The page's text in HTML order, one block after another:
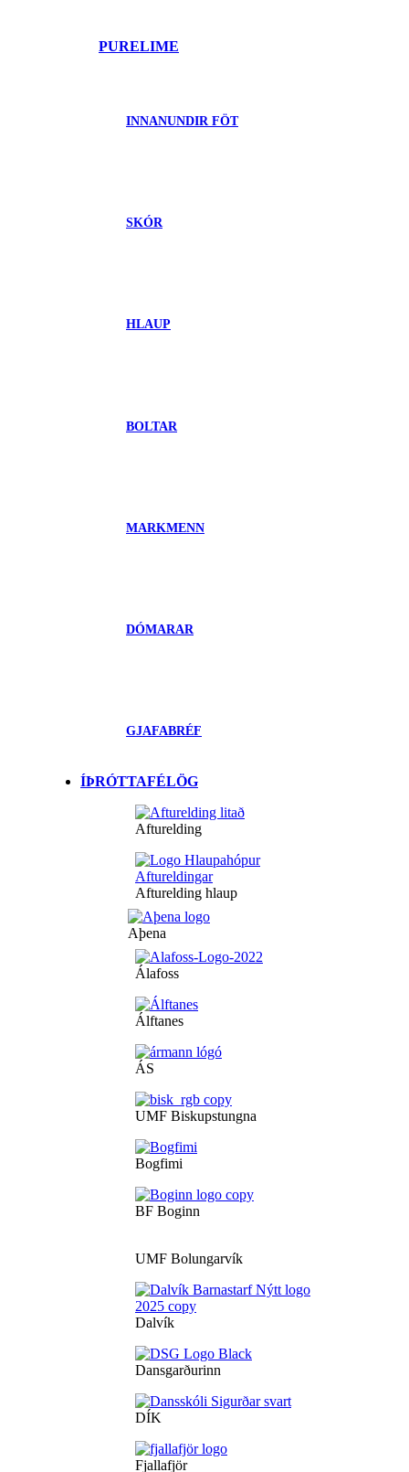
PURELIME
INNANUNDIR FÖT
SKÓR
HLAUP
BOLTAR
MARKMENN
DÓMARAR
GJAFABRÉF
ÍÞRÓTTAFÉLÖG
Afturelding
Afturelding hlaup
Aþena
Álafoss
Álftanes
ÁS
UMF Biskupstungna
Bogfimi
BF Boginn
UMF Bolungarvík
Dalvík
Dansgarðurinn
DÍK
Fjallafjör